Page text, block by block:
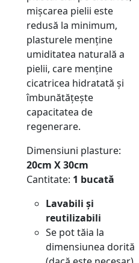
mișcarea pielii este
redusă la minimum,
plasturele menține
umiditatea naturală a
pielii, care menține
cicatricea hidratată și
îmbunătățește
capacitatea de
regenerare.
Dimensiuni plasture:
20cm X 30cm
Cantitate: 1 bucată
Lavabili și
reutilizabili
Se pot tăia la
dimensiunea dorită